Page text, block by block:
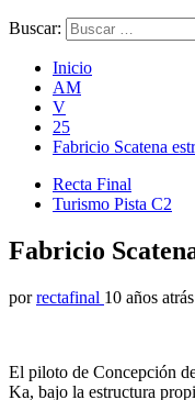
Buscar:
Inicio
AM
V
25
Fabricio Scatena​
Recta Final
Turismo Pista C2
Fabricio
por rectafinal 10 años atrás
El piloto de Concepción
Ka, bajo la estructura